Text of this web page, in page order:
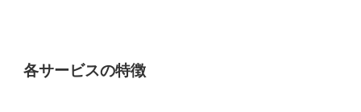
各サービスの特徴